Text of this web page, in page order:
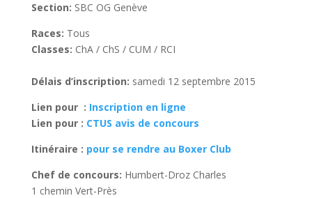
Section: SBC OG Genève
Races: Tous
Classes: ChA / ChS / CUM / RCI
Délais d’inscription: samedi 12 septembre 2015
Lien pour : Inscription en ligne
Lien pour : CTUS avis de concours
Itinéraire : pour se rendre au Boxer Club
Chef de concours: Humbert-Droz Charles
1 chemin Vert-Près